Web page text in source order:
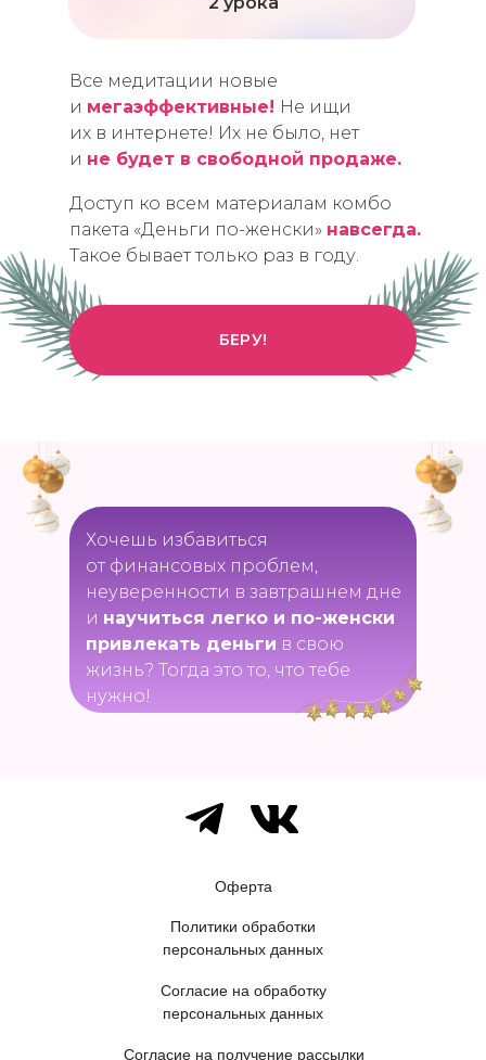
Все медитации новые
и мегаэффективные! Не ищи
их в интернете! Их не было, нет
и не будет в свободной продаже.
Доступ ко всем материалам комбо
пакета «Деньги по-женски» навсегда.
Такое бывает только раз в году.
БЕРУ!
Хочешь избавиться
от финансовых проблем,
неуверенности в завтрашнем дне
и научиться легко и по-женски
привлекать деньги в свою
жизнь? Тогда это то, что тебе
нужно!
Политики обработки
персональных данных
Согласие на обработку
персональных данных
Согласие на получение рассылки
Оферта